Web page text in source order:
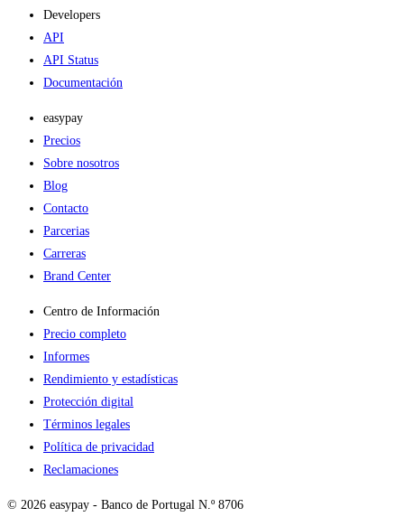
Developers
API
API Status
Documentación
easypay
Precios
Sobre nosotros
Blog
Contacto
Parcerias
Carreras
Brand Center
Centro de Información
Precio completo
Informes
Rendimiento y estadísticas
Protección digital
Términos legales
Política de privacidad
Reclamaciones
© 2026 easypay - Banco de Portugal N.º 8706